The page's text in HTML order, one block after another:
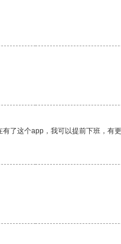
了这个app，我可以提前下班，有更